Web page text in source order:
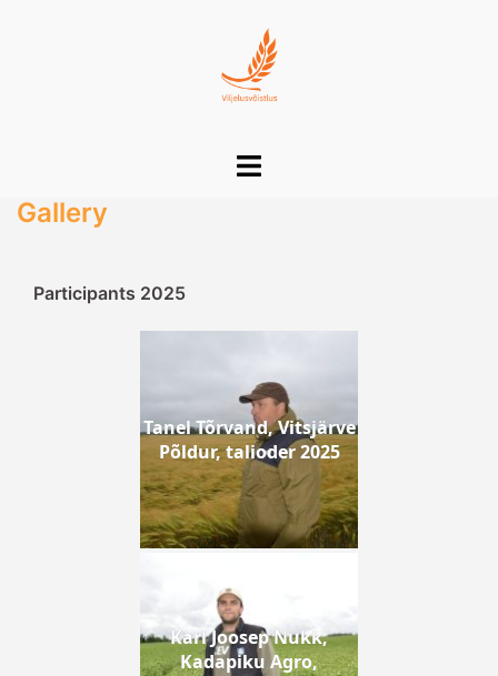
Toggle
Gallery
Participants 2025
Tanel Tõrvand, Vitsjärve
Põldur, talioder 2025
Karl Joosep Nukk,
Kadapiku Agro,